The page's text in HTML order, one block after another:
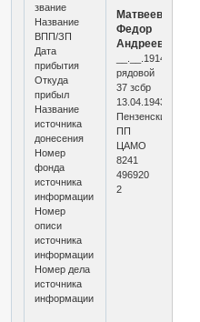
звание
Название
ВПП/ЗП
Дата
прибытия
Откуда
прибыл
Название
источника
донесения
Номер
фонда
источника
информации
Номер
описи
источника
информации
Номер дела
источника
информации
Матвеев
Федор
Андреевич
__.__.1914
рядовой
37 зсбр
13.04.1943
Пензенский
ПП
ЦАМО
8241
496920
2